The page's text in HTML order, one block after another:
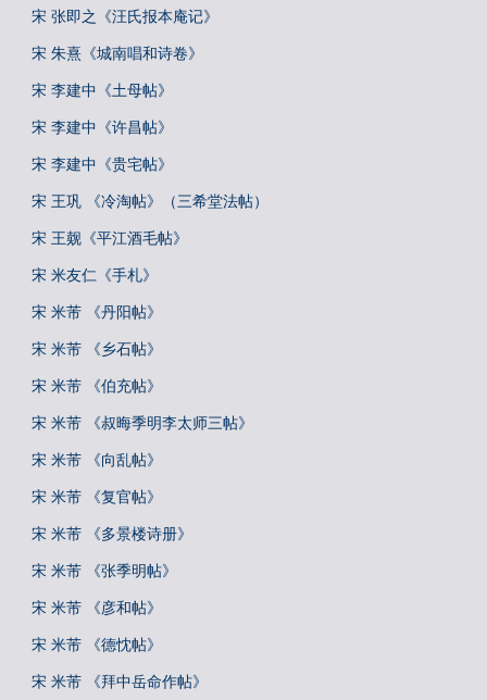
宋 张即之《汪氏报本庵记》
宋 朱熹《城南唱和诗卷》
宋 李建中《土母帖》
宋 李建中《许昌帖》
宋 李建中《贵宅帖》
宋 王巩 《冷淘帖》（三希堂法帖）
宋 王觌《平江酒毛帖》
宋 米友仁《手札》
宋 米芾 《丹阳帖》
宋 米芾 《乡石帖》
宋 米芾 《伯充帖》
宋 米芾 《叔晦季明李太师三帖》
宋 米芾 《向乱帖》
宋 米芾 《复官帖》
宋 米芾 《多景楼诗册》
宋 米芾 《张季明帖》
宋 米芾 《彦和帖》
宋 米芾 《德忱帖》
宋 米芾 《拜中岳命作帖》